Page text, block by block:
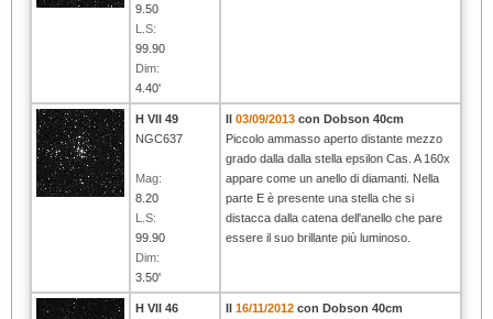
9.50
L.S:
99.90
Dim:
4.40'
H VII 49
NGC637
Mag:
8.20
L.S:
99.90
Dim:
3.50'
Il03/09/2013 con Dobson 40cm
Piccolo ammasso aperto distante mezzo
grado dalla dalla stella epsilon Cas. A 160x
appare come un anello di diamanti. Nella
parte E è presente una stella che si
distacca dalla catena dell'anello che pare
essere il suo brillante più luminoso.
H VII 46
Il16/11/2012 con Dobson 40cm